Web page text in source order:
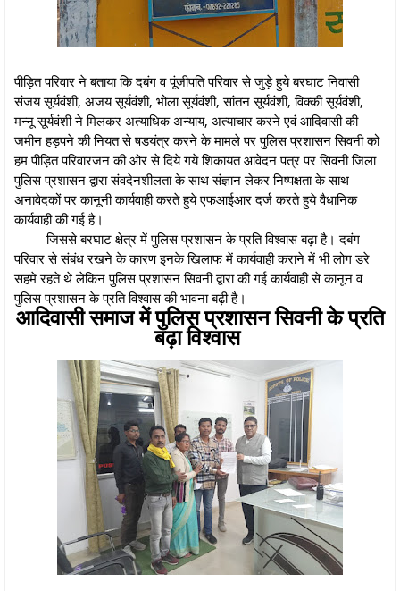
पीड़ित परिवार ने बताया कि दबंग व पूंजीपति परिवार से जुड़े हुये बरघाट निवासी
संजय सूर्यवंशी, अजय सूर्यवंशी, भोला सूर्यवंशी, सांतन सूर्यवंशी, विक्की सूर्यवंशी,
मन्नू सूर्यवंशी ने मिलकर अत्याधिक अन्याय, अत्याचार करने एवं आदिवासी की
जमीन हड़पने की नियत से षडयंत्र करने के मामले पर पुलिस प्रशासन सिवनी को
हम पीड़ित परिवारजन की ओर से दिये गये शिकायत आवेदन पत्र पर सिवनी जिला
पुलिस प्रशासन द्वारा संवदेनशीलता के साथ संज्ञान लेकर निष्पक्षता के साथ
अनावेदकों पर कानूनी कार्यवाही करते हुये एफआईआर दर्ज करते हुये वैधानिक
कार्यवाही की गई है।
जिससे बरघाट क्षेत्र में पुलिस प्रशासन के प्रति विश्वास बढ़ा है। दबंग
परिवार से संबंध रखने के कारण इनके खिलाफ में कार्यवाही कराने में भी लोग डरे
सहमे रहते थे लेकिन पुलिस प्रशासन सिवनी द्वारा की गई कार्यवाही से कानून व
पुलिस प्रशासन के प्रति विश्वास की भावना बढ़ी है।
आदिवासी समाज में पुलिस प्रशासन सिवनी के प्रति
बढ़ा विश्वास